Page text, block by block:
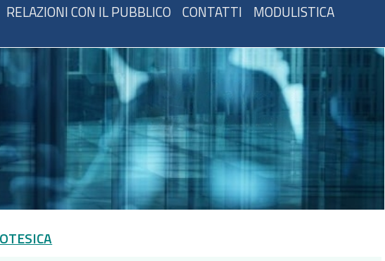
RELAZIONI CON IL PUBBLICO CONTATTI MODULISTICA